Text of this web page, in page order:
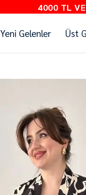
4000 TL VE
Yeni Gelenler Üst